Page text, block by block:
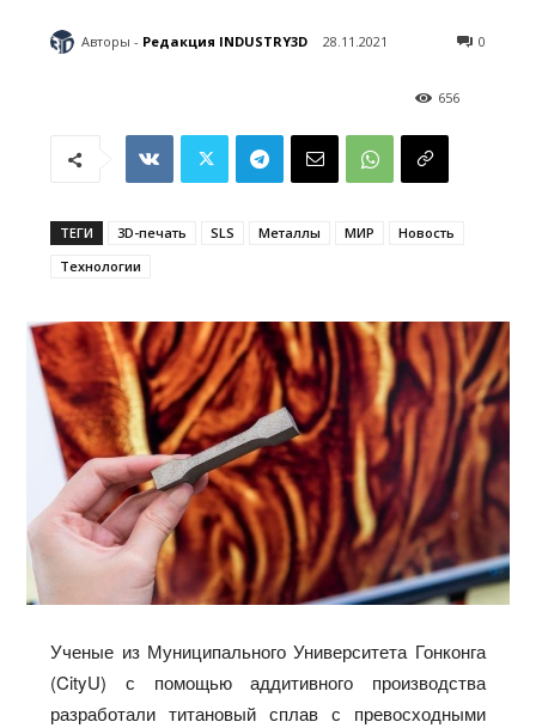
Авторы - Редакция INDUSTRY3D 28.11.2021 0
656
ТЕГИ 3D-печать SLS Металлы МИР
Новость
Технологии
Ученые из Муниципального Университета Гонконга
(CityU) с помощью аддитивного производства
разработали титановый сплав с превосходными